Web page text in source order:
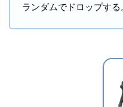
ランダムでドロップする